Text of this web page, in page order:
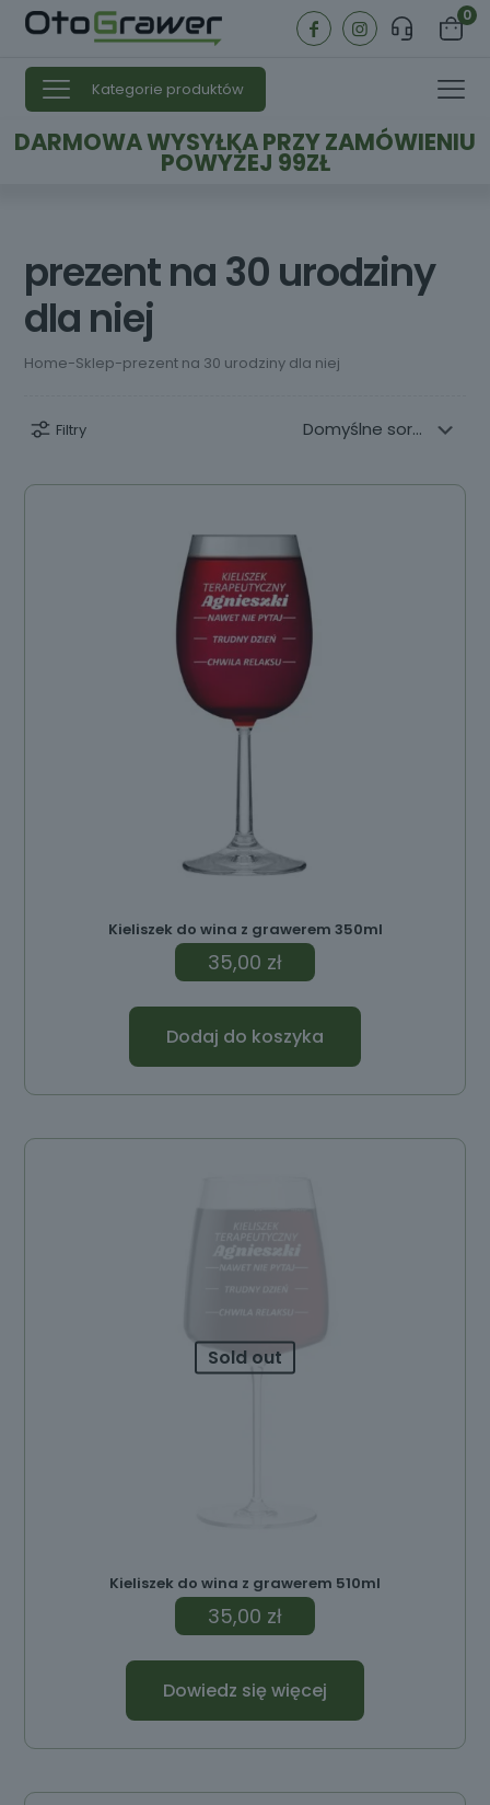
0
Kategorie produktów
DARMOWA WYSYŁKA PRZY ZAMÓWIENIU
POWYŻEJ 99ZŁ
prezent na 30 urodziny
dla niej
Home-Sklep-prezent na 30 urodziny dla niej
Filtry
Kieliszek do wina z grawerem 350ml
35,00 zł
Dodaj do koszyka
Sold out
Kieliszek do wina z grawerem 510ml
35,00 zł
Dowiedz się więcej